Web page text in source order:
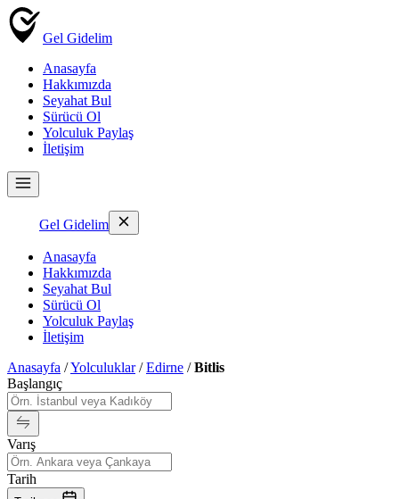
Gel Gidelim
Anasayfa
Hakkımızda
Seyahat Bul
Sürücü Ol
Yolculuk Paylaş
İletişim
Gel Gidelim
Anasayfa
Hakkımızda
Seyahat Bul
Sürücü Ol
Yolculuk Paylaş
İletişim
Anasayfa /Yolculuklar/Edirne /Bitlis
Başlangıç
Varış
Tarih